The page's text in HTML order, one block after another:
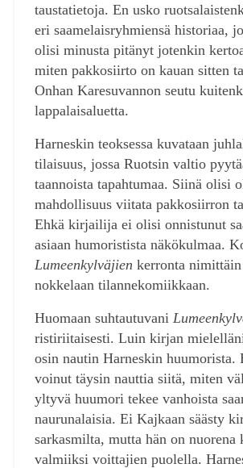
taustatietoja. En usko
eri saamelaisryhmiensä historiaa,
olisi minusta pitänyt jotenkin
miten pakkosiirto on kauan sitten
Onhan Karesuvannon seutu
lappalaisaluetta.
Harneskin teoksessa kuvataan
tilaisuus, jossa Ruotsin valtio
taannoista tapahtumaa. Siinä olisi
mahdollisuus viitata pakkosiirron
Ehkä kirjailija ei olisi onnistunut
asiaan humoristista näkökulmaa.
Lumeenkylväjien kerronta nimittäin
nokkelaan tilannekomiikkaan.
Huomaan suhtautuvani
ristiriitaisesti. Luin kirjan
osin nautin Harneskin huumorista.
voinut täysin nauttia siitä, miten
yltyvä huumori tekee vanhoista
naurunalaisia. Ei Kajkaan säästy
sarkasmilta, mutta hän on
valmiiksi voittajien puolella.